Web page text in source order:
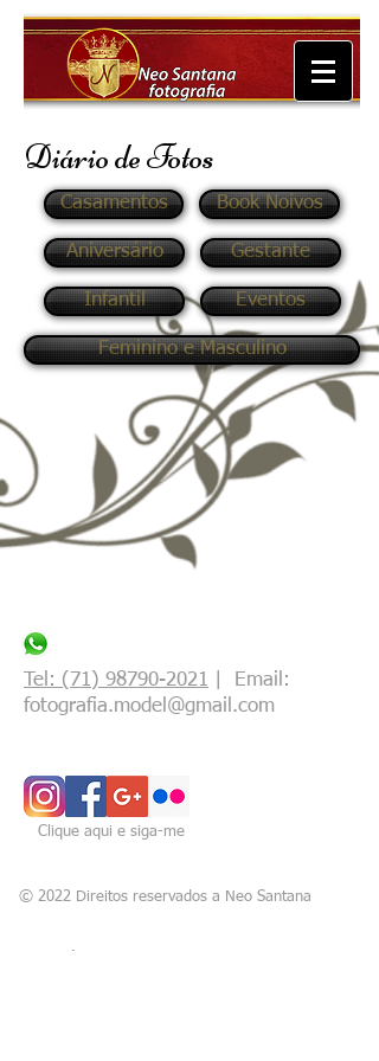
Diário de Fotos
Casamentos
Aniversário
Infantil
Book Noivos
Gestante
Eventos
Feminino e Masculino
Tel: (71) 98790-2021 | Email:
fotografia.model@gmail.com
Clique aqui e siga-me
© 2022 Direitos reservados a Neo Santana